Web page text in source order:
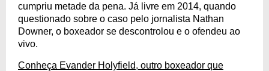
cumpriu metade da pena. Já livre em 2014, quando
questionado sobre o caso pelo jornalista Nathan
Downer, o boxeador se descontrolou e o ofendeu ao
vivo.
Conheça Evander Holyfield, outro boxeador que